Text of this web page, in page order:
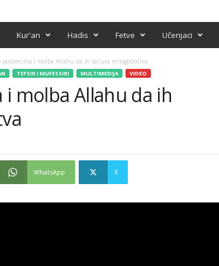
Kur'an Hadis Fetve Učenjaci
potomcima i molba Allahu da ih sačuva mnogoboštva
TEFSIR I MUFESSIRI MULTIMEDIJA VIDEO
molba Allahu da ih
WhatsApp X